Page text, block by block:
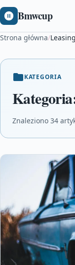
Bmwcup
Strona główna/Leasing
KATEGORIA
Znaleziono 34